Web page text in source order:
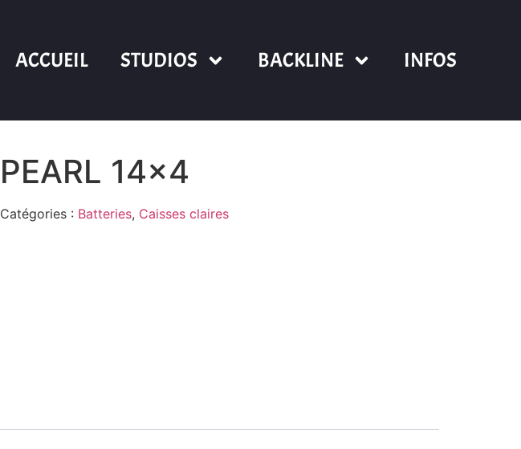
ACCUEIL STUDIOS BACKLINE INFOS
PEARL 14×4
Catégories : Batteries, Caisses claires